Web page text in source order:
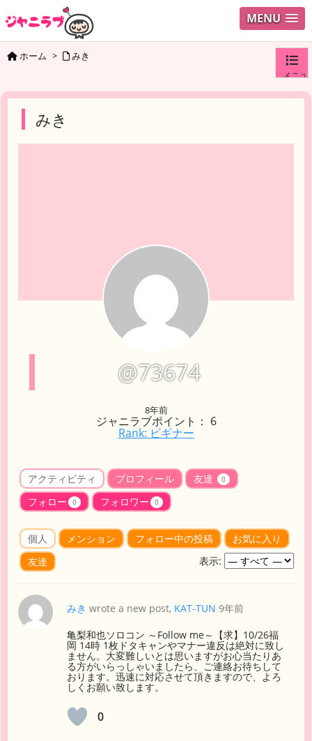
MENU
メニュ
ホーム > みき
みき
@73674
8年前
ジャニラブポイント： 6
Rank: ビギナー
アクティビティ プロフィール 友達 0
フォロー 0 フォロワー 0
個人 メンション フォロー中の投稿
お気に入り
友達
表示:
みき wrote a new post, KAT-TUN 9年前
亀梨和也ソロコン ～Follow me～【求】10/26福
岡 14時 1枚ドタキャンやマナー違反は絶対に致し
ません。大変難しいとは思いますがお心当たりあ
る方がいらっしゃいましたら、ご連絡お待ちして
おります。迅速に対応させて頂きますので、よろ
しくお願い致します。
0